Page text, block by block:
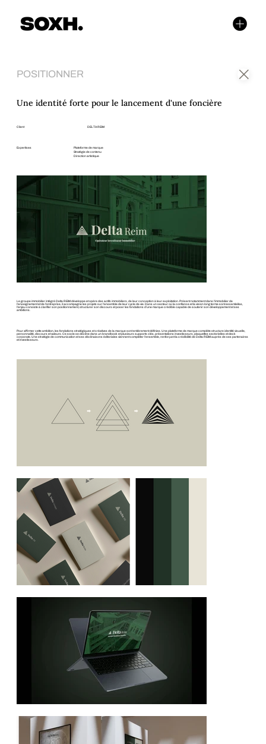
POSITIONNER
Une identité forte pour le lancement d'une foncière
Client DELTA REIM
Expertises
Plateforme de marque
Stratégie de contenu
Direction artistique
Le groupe immobilier intégré Delta REIM développe et opère des actifs immobiliers, de leur conception à leur exploitation. Présent notamment dans l’immobilier de
l’enseignement et de l’entreprise, il accompagne les projets sur l’ensemble de leur cycle de vie. Dans un secteur où la confiance et la vision long terme sont essentielles,
l’enjeu consiste à clarifier son positionnement, structurer son discours et poser les fondations d’une marque crédible capable de soutenir son développement et ses
ambitions.
Pour affirmer cette ambition, les fondations stratégiques et créatives de la marque sont entièrement définies. Une plateforme de marque complète structure identité visuelle,
personnalité, discours et valeurs. Ce socle se décline dans un brandbook et plusieurs supports clés, présentations investisseurs, plaquettes sectorielles et deck
corporate. Une stratégie de communication et ses déclinaisons éditoriales viennent compléter l’ensemble, renforçant la crédibilité de Delta REIM auprès de ses partenaires
et investisseurs.